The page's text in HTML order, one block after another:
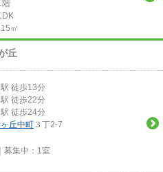
階
㎡
丘
駅 徒歩13分
駅 徒歩22分
駅 徒歩24分
丘中町 ３丁2-7
集中： 1室